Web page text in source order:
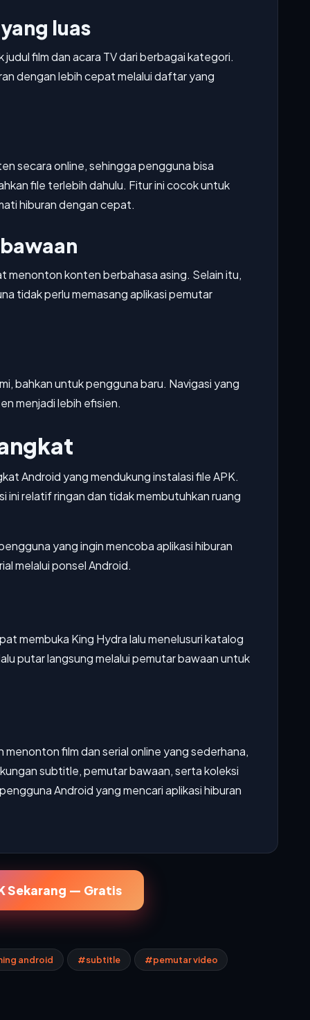
luas
film dan acara TV dari berbagai kategori.
dengan lebih cepat melalui daftar yang
secara online, sehingga pengguna bisa
file terlebih dahulu. Fitur ini cocok untuk
hiburan dengan cepat.
menonton konten berbahasa asing. Selain itu,
tidak perlu memasang aplikasi pemutar
bahkan untuk pengguna baru. Navigasi yang
menjadi lebih efisien.
Android yang mendukung instalasi file APK.
ini relatif ringan dan tidak membutuhkan ruang
yang ingin mencoba aplikasi hiburan
melalui ponsel Android.
membuka King Hydra lalu menelusuri katalog
putar langsung melalui pemutar bawaan untuk
film dan serial online yang sederhana,
subtitle, pemutar bawaan, serta koleksi
Android yang mencari aplikasi hiburan
Sekarang — Gratis
android #subtitle #pemutar video